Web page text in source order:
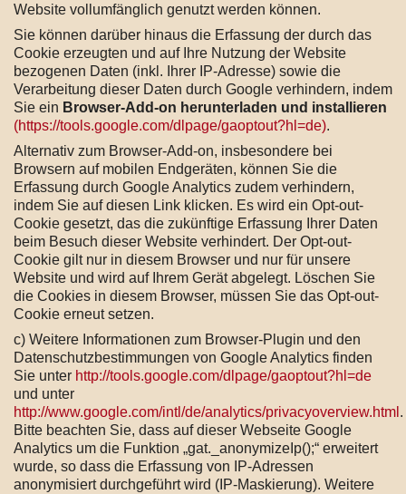
Website vollumfänglich genutzt werden können.
Sie können darüber hinaus die Erfassung der durch das
Cookie erzeugten und auf Ihre Nutzung der Website
bezogenen Daten (inkl. Ihrer IP-Adresse) sowie die
Verarbeitung dieser Daten durch Google verhindern, indem
Sie ein Browser-Add-on herunterladen und installieren
(https://tools.google.com/dlpage/gaoptout?hl=de).
Alternativ zum Browser-Add-on, insbesondere bei
Browsern auf mobilen Endgeräten, können Sie die
Erfassung durch Google Analytics zudem verhindern,
indem Sie auf diesen Link klicken. Es wird ein Opt-out-
Cookie gesetzt, das die zukünftige Erfassung Ihrer Daten
beim Besuch dieser Website verhindert. Der Opt-out-
Cookie gilt nur in diesem Browser und nur für unsere
Website und wird auf Ihrem Gerät abgelegt. Löschen Sie
die Cookies in diesem Browser, müssen Sie das Opt-out-
Cookie erneut setzen.
c) Weitere Informationen zum Browser-Plugin und den
Datenschutzbestimmungen von Google Analytics finden
Sie unter http://tools.google.com/dlpage/gaoptout?hl=de
und unter
http://www.google.com/intl/de/analytics/privacyoverview.html .
Bitte beachten Sie, dass auf dieser Webseite Google
Analytics um die Funktion „gat._anonymizeIp();“ erweitert
wurde, so dass die Erfassung von IP-Adressen
anonymisiert durchgeführt wird (IP-Maskierung). Weitere